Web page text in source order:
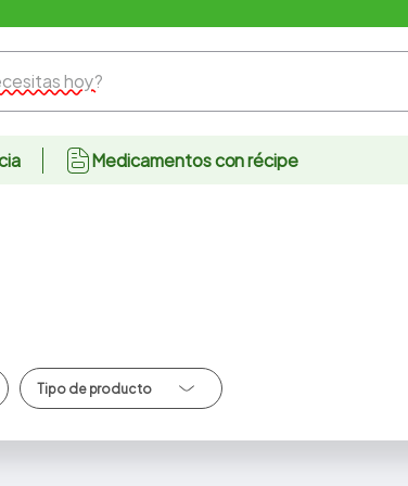
hoy?
Medicamentos con récipe